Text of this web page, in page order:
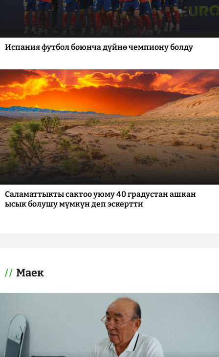
Испания футбол боюнча дүйнө чемпиону болду
Саламаттыкты сактоо уюму 40 градустан ашкан
ысык болушу мүмкүн деп эскертти
Маек